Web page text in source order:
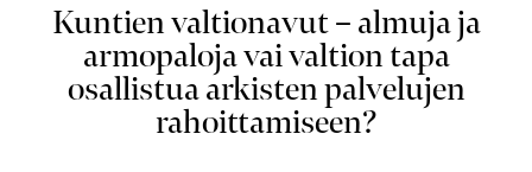
Kuntien valtionavut – almuja ja
armopaloja vai valtion tapa
osallistua arkisten palvelujen
rahoittamiseen?